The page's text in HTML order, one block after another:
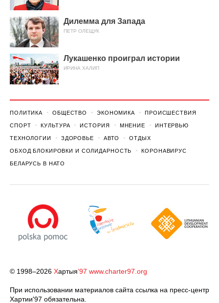
Дилемма для Запада
ПЕТР ОЛЕЩУК
Лукашенко проиграл истории
ИРИНА ХАЛИП
ПОЛИТИКА ОБЩЕСТВО ЭКОНОМИКА ПРОИСШЕСТВИЯ
СПОРТ КУЛЬТУРА ИСТОРИЯ МНЕНИЕ ИНТЕРВЬЮ
ТЕХНОЛОГИИ ЗДОРОВЬЕ АВТО ОТДЫХ
ОБХОД БЛОКИРОВКИ И СОЛИДАРНОСТЬ КОРОНАВИРУС
БЕЛАРУСЬ В НАТО
© 1998–2026 Хартыя’97 www.charter97.org
При использовании материалов сайта ссылка на пресс-центр
Хартии'97 обязательна.